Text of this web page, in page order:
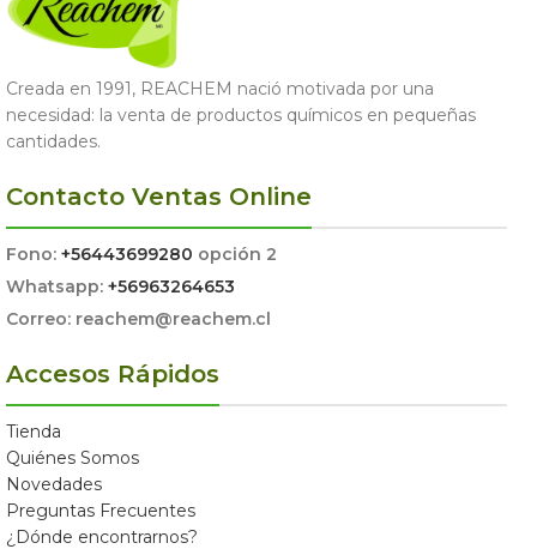
Creada en 1991, REACHEM nació motivada por una
necesidad: la venta de productos químicos en pequeñas
cantidades.
Contacto Ventas Online
Fono: +56443699280 opción 2
Whatsapp: +56963264653
Correo: reachem@reachem.cl
Accesos Rápidos
Tienda
Quiénes Somos
Novedades
Preguntas Frecuentes
¿Dónde encontrarnos?